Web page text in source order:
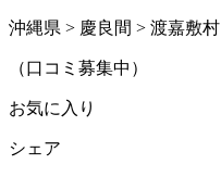
沖縄県 > 慶良間 > 渡嘉敷村
（口コミ募集中）
お気に入り
シェア